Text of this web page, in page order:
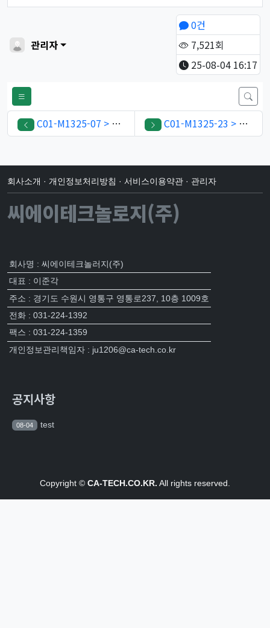
관리자
0건
7,521회
25-08-04 16:17
C01-M1325-07 > SMA(M) UT141 C01-M1325-23 > SMA(M)R/A UT141
회사소개 · 개인정보처리방침 · 서비스이용약관 · 관리자
씨에이테크놀로지(주)
회사명 : 씨에이테크놀러지(주)
대표 : 이준각
주소 : 경기도 수원시 영통구 영통로237, 10층 1009호
전화 : 031-224-1392
팩스 : 031-224-1359
개인정보관리책임자 : ju1206@ca-tech.co.kr
공지사항
08-04 test
Copyright © CA-TECH.CO.KR. All rights reserved.